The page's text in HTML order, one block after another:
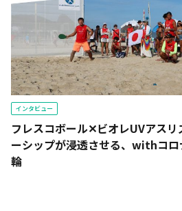
インタビュー
フレスコボール✕ビオレUVアス
ーシップが浸透させる、withコ
輪